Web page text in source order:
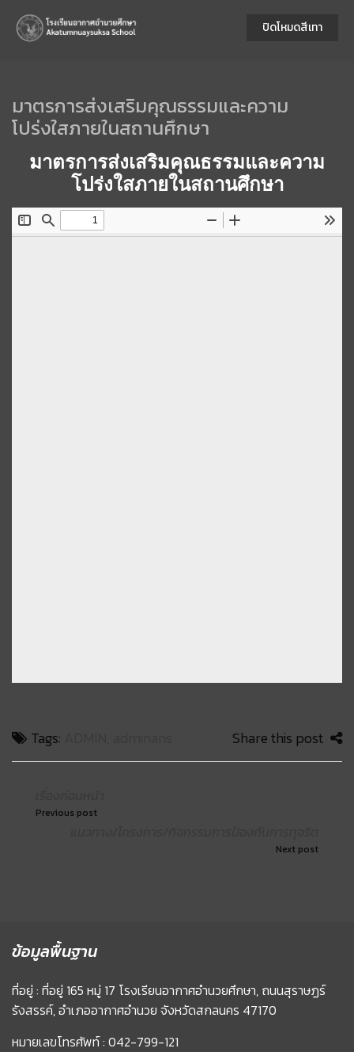
มาตรการส่งเสริมคุณธรรมและความ
โปร่งใสภายในสถานศึกษา
มาตรการส่งเสริมคุณธรรมและความ
โปร่งใสภายในสถานศึกษา
Tags: Share this post
Previous post
Next post
ข้อมูลพื้นฐาน
ที่อยู่ : ที่อยู่ 165 หมู่ 17 โรงเรียนอากาศอำนวยศึกษา, ถนนสุราษฏร์
รังสรรค์, อำเภออากาศอำนวย จังหวัดสกลนคร 47170
หมายเลขโทรศัพท์ : 042-799-121
ปิดโหมดสีเทา